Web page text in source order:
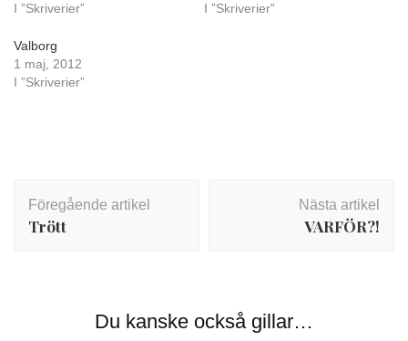
I ”Skriverier”
I ”Skriverier”
Valborg
1 maj, 2012
I ”Skriverier”
Föregående artikel
Trött
Nästa artikel
VARFÖR?!
Du kanske också gillar…